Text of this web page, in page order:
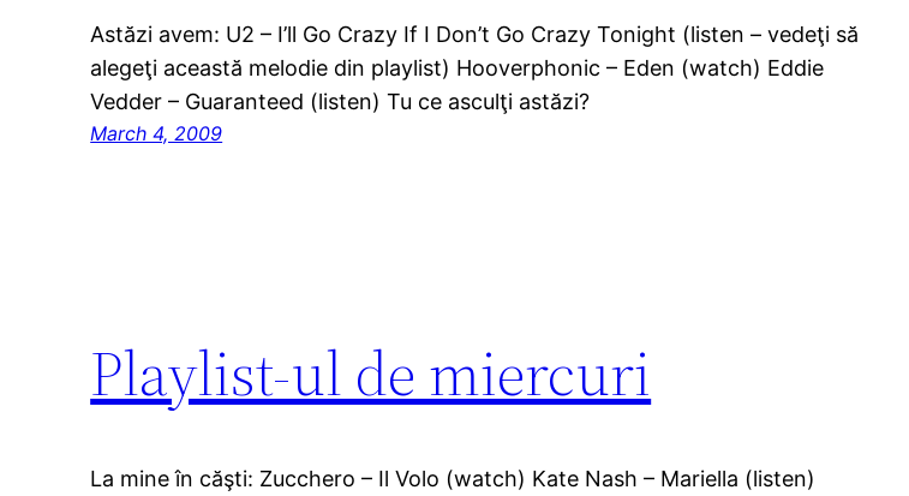
Astăzi avem: U2 – I’ll Go Crazy If I Don’t Go Crazy Tonight (listen – vedeţi să
alegeţi această melodie din playlist) Hooverphonic – Eden (watch) Eddie
Vedder – Guaranteed (listen) Tu ce asculţi astăzi?
March 4, 2009
Playlist-ul de miercuri
La mine în căşti: Zucchero – Il Volo (watch) Kate Nash – Mariella (listen)